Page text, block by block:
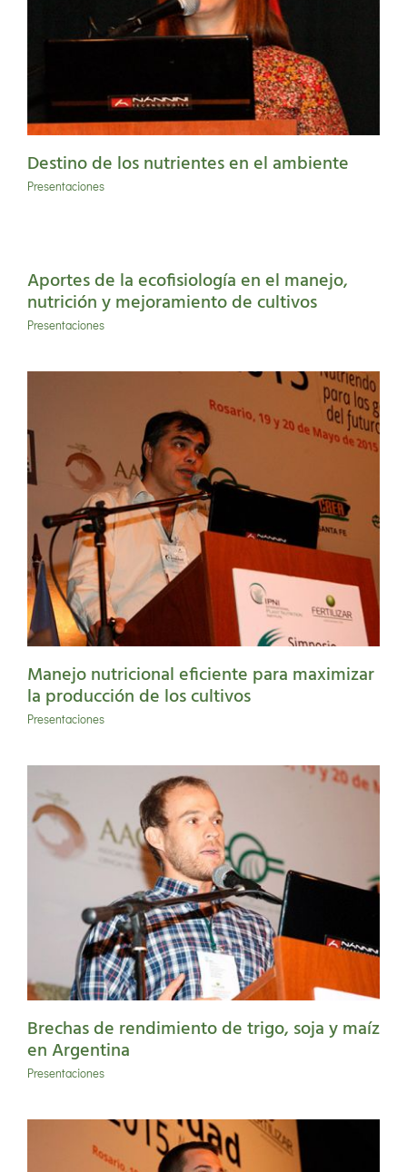
Destino de los nutrientes en el ambiente
Presentaciones
Aportes de la ecofisiología en el manejo,
nutrición y mejoramiento de cultivos
Presentaciones
Manejo nutricional eficiente para maximizar
la producción de los cultivos
Presentaciones
Brechas de rendimiento de trigo, soja y maíz
en Argentina
Presentaciones